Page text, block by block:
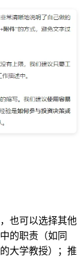
也可以选择其他
的职责（如同
大学教授）；推